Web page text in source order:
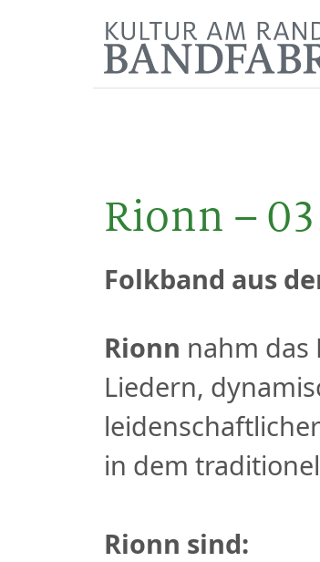
Rionn –
Folkband aus
Rionn nahm
Liedern,
in dem
Rionn sind: